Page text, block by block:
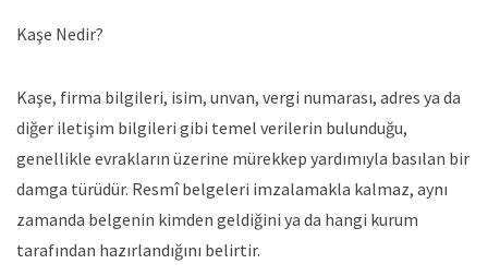
Kaşe Nedir?
Kaşe, firma bilgileri, isim, unvan, vergi numarası, adres ya da
diğer iletişim bilgileri gibi temel verilerin bulunduğu,
genellikle evrakların üzerine mürekkep yardımıyla basılan bir
damga türüdür. Resmî belgeleri imzalamakla kalmaz, aynı
zamanda belgenin kimden geldiğini ya da hangi kurum
tarafından hazırlandığını belirtir.